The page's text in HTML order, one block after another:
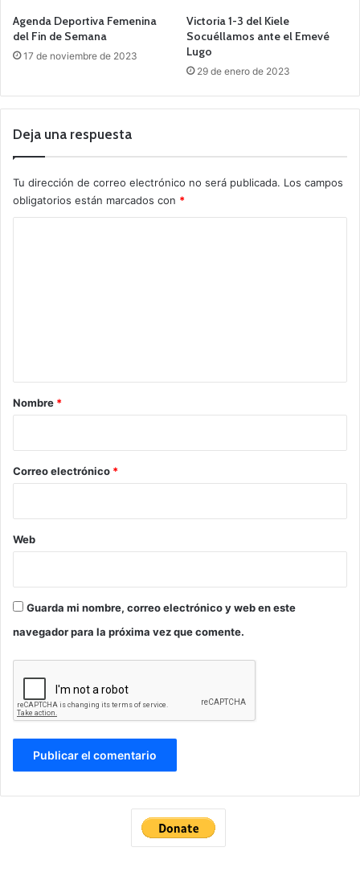
Agenda Deportiva Femenina
del Fin de Semana
17 de noviembre de 2023
Victoria 1-3 del Kiele
Socuéllamos ante el Emevé
Lugo
29 de enero de 2023
Deja una respuesta
Tu dirección de correo electrónico no será publicada. Los campos
obligatorios están marcados con *
r
*
Nombre *
Correo electrónico *
Web
Guarda mi nombre, correo electrónico y web en este
navegador para la próxima vez que comente.